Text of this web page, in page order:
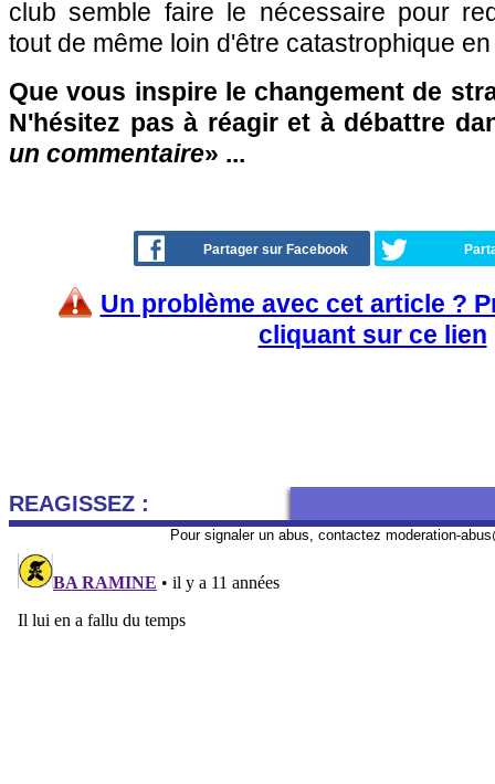
club semble faire le nécessaire pour
tout de même loin d'être catastrophique
Que vous inspire le changement de
N'hésitez pas à réagir et à débattre
un commentaire» ...
Partager sur Facebook
Un problème avec cet article ?
cliquant sur ce lien
REAGISSEZ :
Pour signaler un abus, contactez moderation-